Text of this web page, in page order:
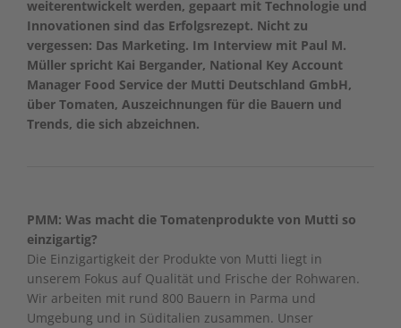
weiterentwickelt werden, gepaart mit Technologie und
Innovationen sind das Erfolgsrezept. Nicht zu
vergessen: Das Marketing. Im Interview mit Paul M.
Müller spricht Kai Bergander, National Key Account
Manager Food Service der Mutti Deutschland GmbH,
über Tomaten, Auszeichnungen für die Bauern und
Trends, die sich abzeichnen.
PMM: Was macht die Tomatenprodukte von Mutti so
einzigartig?
Die Einzigartigkeit der Produkte von Mutti liegt in
unserem Fokus auf Qualität und Frische der Rohwaren.
Wir arbeiten mit rund 800 Bauern in Parma und
Umgebung und in Süditalien zusammen. Unser